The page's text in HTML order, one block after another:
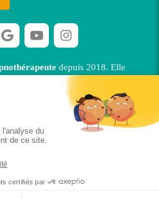
depuis 2018. Elle
à Orléans et à Jouy le Potier OU